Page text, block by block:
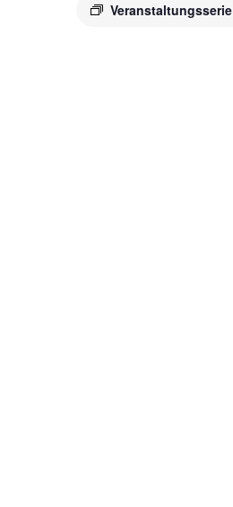
Veranstaltungsserie